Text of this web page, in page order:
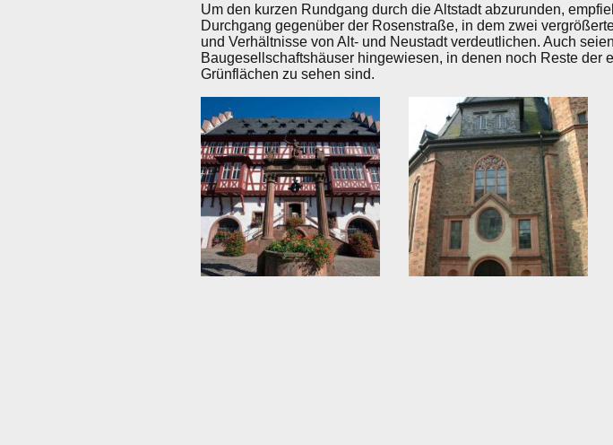
Um den kurzen Rundgang durch die Altstadt abzurunden,
Durchgang gegenüber der Rosenstraße, in dem zwei
und Verhältnisse von Alt- und Neustadt verdeutlichen. Auch
Baugesellschaftshäuser hingewiesen, in denen noch Reste der
Grünflächen zu sehen sind.